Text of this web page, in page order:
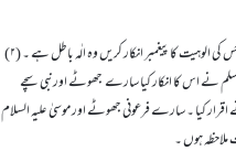
(۲) الٰہ بر حق کی بڑی پہچان صر ف یہ ہے کہ جس کو نبی کی زبان الٰہ کہے ، وہ الٰہ بر حق ہے او ر جس کی الوہیت کا پیغمبر انکار کریں وہ الٰہ باطل ہے ۔
وسلم نے اس کا انکار کیا سارے جھوٹے اورنبی سچے
اقرار کیا ۔ سارے فرعونی جھوٹے اور موسیٰ علیہ السلام
ہوں ۔